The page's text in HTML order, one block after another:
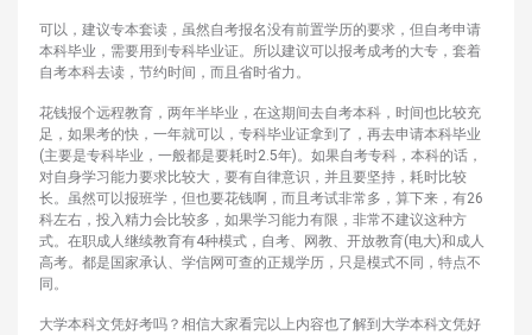
可以，建议专本套读，虽然自考报名没有前置学历的要求，但自考申请
本科毕业，需要用到专科毕业证。所以建议可以报考成考的大专，套着
自考本科去读，节约时间，而且省时省力。
花钱报个远程教育，两年半毕业，在这期间去自考本科，时间也比较充
足，如果考的快，一年就可以，专科毕业证拿到了，再去申请本科毕业
(主要是专科毕业，一般都是要耗时2.5年)。如果自考专科，本科的话，
对自身学习能力要求比较大，要有自律意识，并且要坚持，耗时比较
长。虽然可以报班学，但也要花钱啊，而且考试非常多，算下来，有26
科左右，投入精力会比较多，如果学习能力有限，非常不建议这种方
式。在职成人继续教育有4种模式，自考、网教、开放教育(电大)和成人
高考。都是国家承认、学信网可查的正规学历，只是模式不同，特点不
同。
大学本科文凭好考吗？相信大家看完以上内容也了解到大学本科文凭好